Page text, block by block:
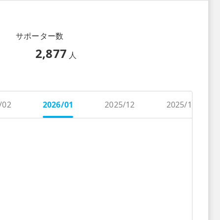
サポーター数
2,877 人
02 2026/01 2025/12 2025/11